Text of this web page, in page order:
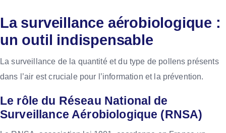
La surveillance aérobiologique :
un outil indispensable
La surveillance de la quantité et du type de pollens présents
dans l’air est cruciale pour l’information et la prévention.
Le rôle du Réseau National de
Surveillance Aérobiologique (RNSA)